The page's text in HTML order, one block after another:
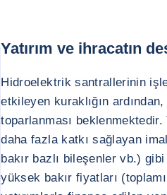
Yatırım ve ihracatın
Hidroelektrik santrallerinin
etkileyen kuraklığın
toparlanması
daha fazla katkı sağlayan
bakır bazlı bileşenler vb.)
yüksek bakır fiyatları